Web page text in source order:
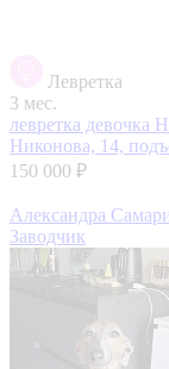
Левретка
3 мес.
левретка девочка
Никонова, 14,
150 000 ₽
Александра
Заводчик